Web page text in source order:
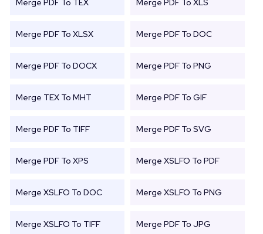
Merge PDF To TEX Merge PDF To XLS
Merge PDF To XLSX Merge PDF To DOC
Merge PDF To DOCX Merge PDF To PNG
Merge TEX To MHT Merge PDF To GIF
Merge PDF To TIFF Merge PDF To SVG
Merge PDF To XPS Merge XSLFO To PDF
Merge XSLFO To DOC Merge XSLFO To PNG
Merge XSLFO To TIFF Merge PDF To JPG